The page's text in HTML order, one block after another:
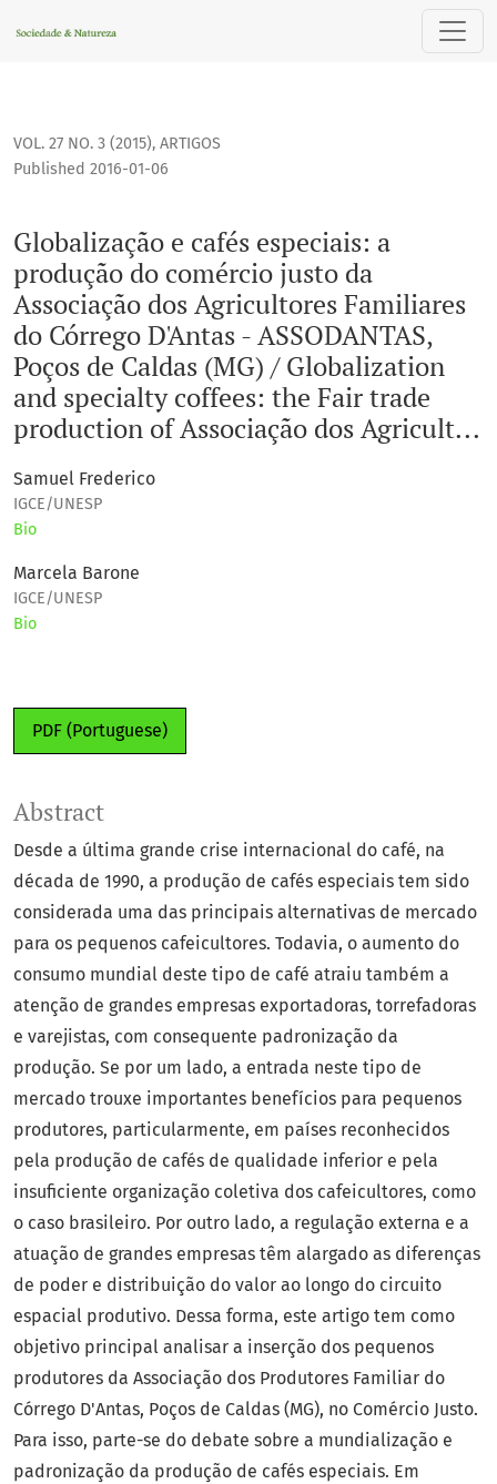
Globalização e cafés especiais: a produção do comércio
VOL. 27 NO. 3 (2015), ARTIGOS
Globalização e cafés especiais: a
produção do comércio justo da
Associação dos Agricultores Familiares
do Córrego D'Antas - ASSODANTAS,
Poços de Caldas (MG) / Globalization
and specialty coffees: the Fair trade
production of Associação dos Agricult...
Published 2016-01-06
Samuel Frederico
IGCE/UNESP
Bio
Marcela Barone
IGCE/UNESP
Bio
PDF (Portuguese)
Abstract
Desde a última grande crise internacional do café, na
década de 1990, a produção de cafés especiais tem sido
considerada uma das principais alternativas de mercado
para os pequenos cafeicultores. Todavia, o aumento do
consumo mundial deste tipo de café atraiu também a
atenção de grandes empresas exportadoras, torrefadoras
e varejistas, com consequente padronização da
produção. Se por um lado, a entrada neste tipo de
mercado trouxe importantes benefícios para pequenos
produtores, particularmente, em países reconhecidos
pela produção de cafés de qualidade inferior e pela
insuficiente organização coletiva dos cafeicultores, como
o caso brasileiro. Por outro lado, a regulação externa e a
atuação de grandes empresas têm alargado as diferenças
de poder e distribuição do valor ao longo do circuito
espacial produtivo. Dessa forma, este artigo tem como
objetivo principal analisar a inserção dos pequenos
produtores da Associação dos Produtores Familiar do
Córrego D'Antas, Poços de Caldas (MG), no Comércio Justo.
Para isso, parte-se do debate sobre a mundialização e
padronização da produção de cafés especiais. Em